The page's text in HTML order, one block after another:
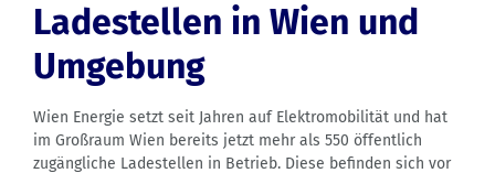
Ladestellen in Wien und
Umgebung
Wien Energie setzt seit Jahren auf Elektromobilität und hat
im Großraum Wien bereits jetzt mehr als 550 öffentlich
zugängliche Ladestellen in Betrieb. Diese befinden sich vor